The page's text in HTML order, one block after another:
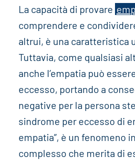
La capacità di provare
comprendere e
altrui, è una caratteristica
Tuttavia, come qualsiasi
anche l’empatia può
eccesso, portando a
negative per la persona
sindrome per eccesso di
empatia”, è un fenomeno
complesso che merita di